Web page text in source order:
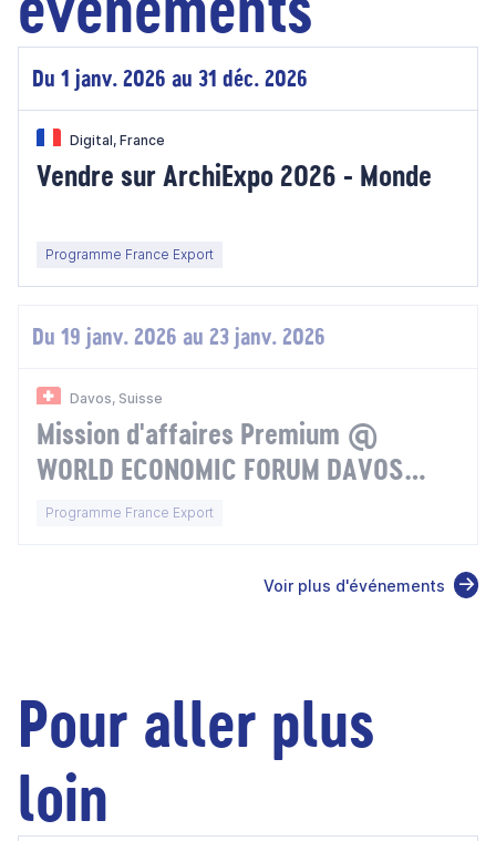
Du 1 janv. 2026 au 31 déc. 2026
Digital, France
Vendre sur ArchiExpo 2026 - Monde
Programme France Export
Du 19 janv. 2026 au 23 janv. 2026
Davos, Suisse
Mission d'affaires Premium @
WORLD ECONOMIC FORUM DAVOS
2026 - Suisse
Programme France Export
Voir plus d'événements
Pour aller plus
loin